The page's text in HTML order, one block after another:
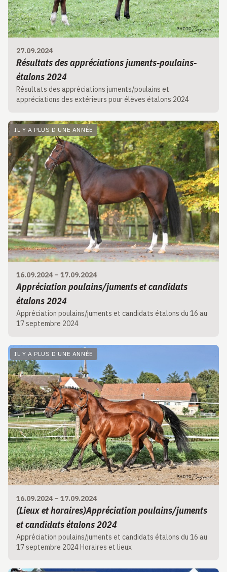
27.09.2024
Résultats des appréciations juments-poulains-
étalons 2024
Résultats des appréciations juments/poulains et
appréciations des extérieurs pour élèves étalons 2024
IL Y A PLUS D’UNE ANNÉE
16.09.2024 – 17.09.2024
Appréciation poulains/juments et candidats
étalons 2024
Appréciation poulains/juments et candidats étalons du 16 au
17 septembre 2024
IL Y A PLUS D’UNE ANNÉE
16.09.2024 – 17.09.2024
(Lieux et horaires)Appréciation poulains/juments
et candidats étalons 2024
Appréciation poulains/juments et candidats étalons du 16 au
17 septembre 2024 Horaires et lieux